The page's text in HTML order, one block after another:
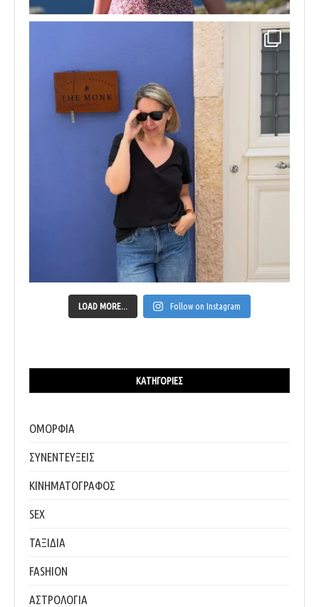
LOAD MORE... Follow on Instagram
ΚΑΤΗΓΟΡΊΕΣ
ΟΜΟΡΦΙΑ
ΣΥΝΕΝΤΕΥΞΕΙΣ
ΚΙΝΗΜΑΤΟΓΡΑΦΟΣ
SEX
ΤΑΞΙΔΙΑ
FASHION
ΑΣΤΡΟΛΟΓΙΑ